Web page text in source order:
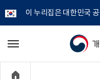
이 누리집은 대한민국
개
메
기